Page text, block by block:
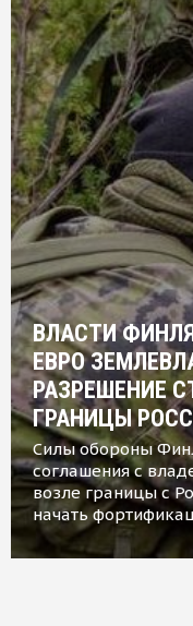
ВЛАСТИ
ЕВРО
РАЗРЕШЕНИЕ
ГРАНИЦЫ
Силы обороны
соглашения с
возле границы с
начать